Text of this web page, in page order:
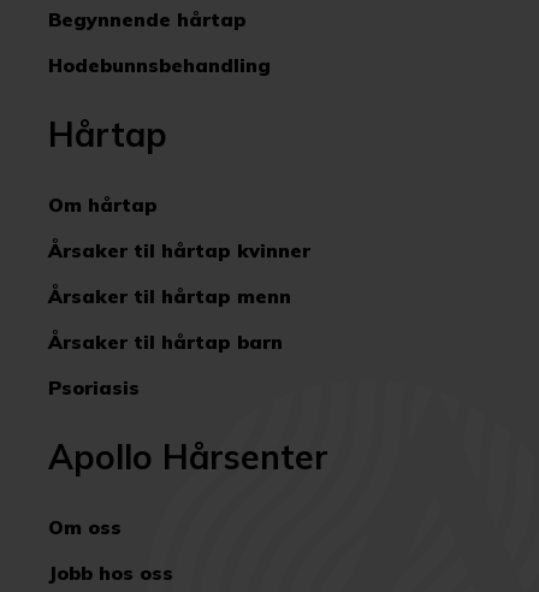
Begynnende hårtap
Hodebunnsbehandling
Hårtap
Om hårtap
Årsaker til hårtap kvinner
Årsaker til hårtap menn
Årsaker til hårtap barn
Psoriasis
Apollo Hårsenter
Om oss
Jobb hos oss